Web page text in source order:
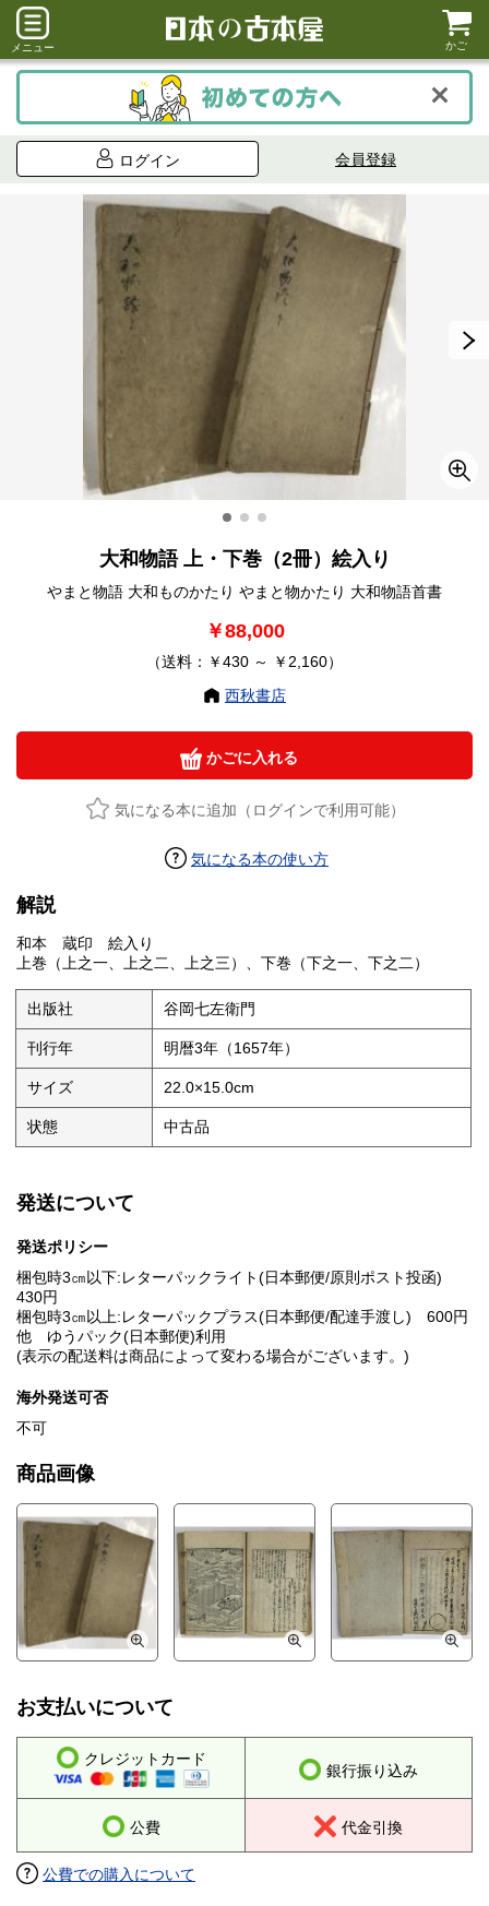
メニュー かご
ログイン 会員登録
大和物語 上・下巻（2冊）絵入り
やまと物語 大和ものかたり やまと物かたり 大和物語首書
￥88,000
（送料：￥430 ～ ￥2,160）
西秋書店
かごに入れる
気になる本に追加（ログインで利用可能）
気になる本の使い方
解説
和本 蔵印 絵入り
上巻（上之一、上之二、上之三）、下巻（下之一、下之二）
出版社 谷岡七左衛門
刊行年 明暦3年（1657年）
サイズ 22.0×15.0cm
状態 中古品
発送について
発送ポリシー
梱包時3㎝以下:レターパックライト(日本郵便/原則ポスト投函)
430円
梱包時3㎝以上:レターパックプラス(日本郵便/配達手渡し) 600円
他 ゆうパック(日本郵便)利用
(表示の配送料は商品によって変わる場合がございます。)
海外発送可否
不可
商品画像
お支払いについて
クレジットカード
銀行振り込み
公費 代金引換
公費での購入について